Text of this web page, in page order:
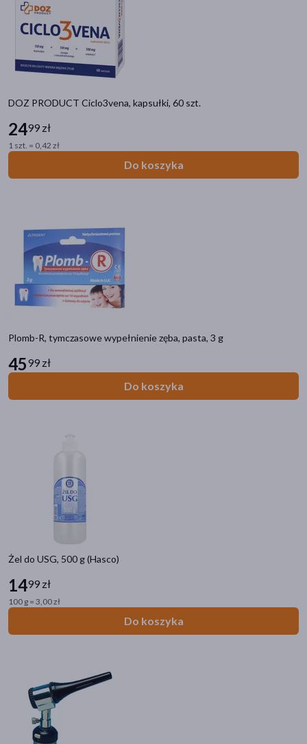
Hit
DOZ PRODUCT Ciclo3vena, kapsułki, 60 szt.
2499 zł
1 szt. = 0,42 zł
Do koszyka
Plomb-R, tymczasowe wypełnienie zęba, pasta, 3 g
4599 zł
Do koszyka
Żel do USG, 500 g (Hasco)
1499 zł
100 g = 3,00 zł
Do koszyka